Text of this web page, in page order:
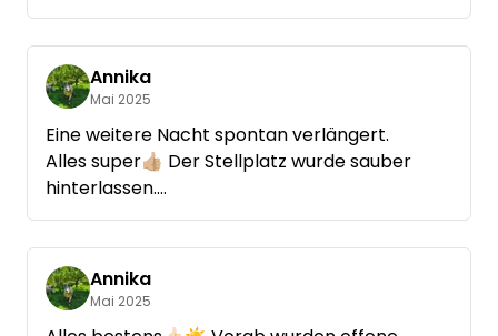
Annika
Mai 2025
Eine weitere Nacht spontan verlängert.
Alles super👍🏼 Der Stellplatz wurde sauber
hinterlassen.
Schön, dass ihr da wart.
Annika
Mai 2025